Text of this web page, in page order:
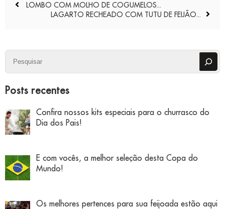
de
LOMBO COM MOLHO DE COGUMELOS...
LAGARTO RECHEADO COM TUTU DE FEIJÃO...
Pesquisar
Posts recentes
Confira nossos kits especiais para o churrasco do
Dia dos Pais!
E com vocês, a melhor seleção desta Copa do
Mundo!
Os melhores pertences para sua feijoada estão aqui